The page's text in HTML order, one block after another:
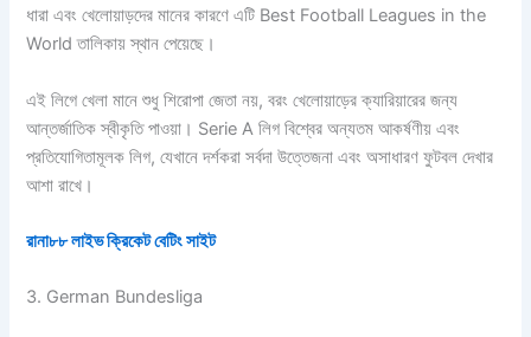
ধারা এবং খেলোয়াড়দের মানের কারণে এটি Best Football Leagues in the
World তালিকায় স্থান পেয়েছে।
এই লিগে খেলা মানে শুধু শিরোপা জেতা নয়, বরং খেলোয়াড়ের ক্যারিয়ারের জন্য
আন্তর্জাতিক স্বীকৃতি পাওয়া। Serie A লিগ বিশ্বের অন্যতম আকর্ষণীয় এবং
প্রতিযোগিতামূলক লিগ, যেখানে দর্শকরা সর্বদা উত্তেজনা এবং অসাধারণ ফুটবল দেখার
আশা রাখে।
রানা৮৮ লাইভ ক্রিকেট বেটিং সাইট
3. German Bundesliga